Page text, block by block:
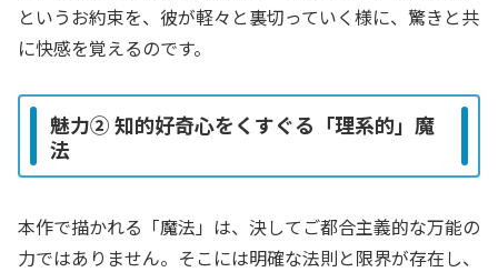
というお約束を、彼が軽々と裏切っていく様に、驚きと共
に快感を覚えるのです。
魅力② 知的好奇心をくすぐる「理系的」魔
法
本作で描かれる「魔法」は、決してご都合主義的な万能の
力ではありません。そこには明確な法則と限界が存在し、